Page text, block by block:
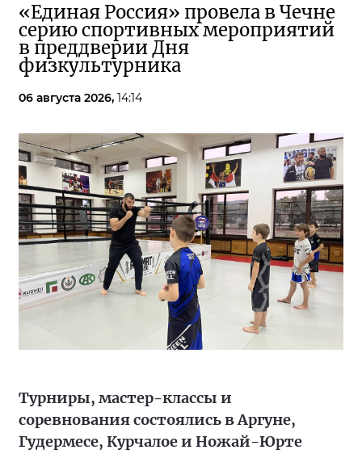
«Единая Россия» провела в Чечне
серию спортивных мероприятий
в преддверии Дня
физкультурника
06 августа 2026, 14:14
Турниры, мастер-классы и
соревнования состоялись в Аргуне,
Гудермесе, Курчалое и Ножай-Юрте